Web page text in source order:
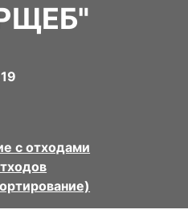
с отходами